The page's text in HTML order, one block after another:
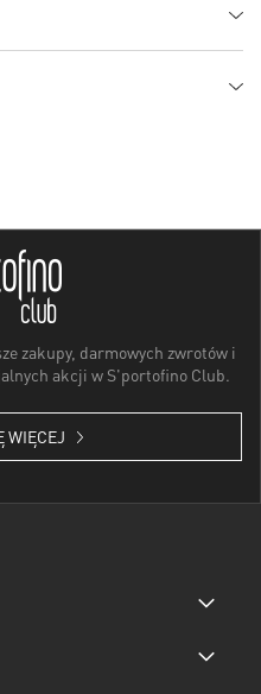
zakupy, darmowych zwrotów i
akcji w S'portofino Club.
WIĘCEJ